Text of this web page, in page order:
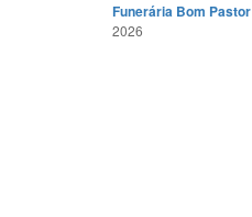
Funerária Bom Pastor
2026